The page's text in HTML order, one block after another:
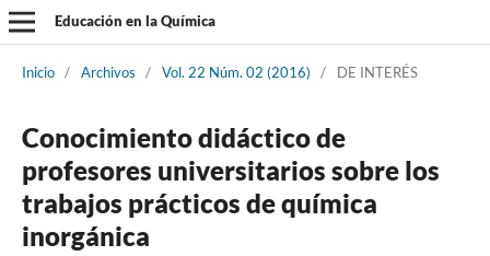
Educación en la Química
Inicio / Archivos / Vol. 22 Núm. 02 (2016) / DE INTERÉS
Conocimiento didáctico de
profesores universitarios sobre los
trabajos prácticos de química
inorgánica